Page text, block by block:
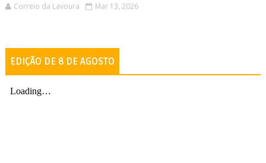
Correio da Lavoura Mar 13, 2026
EDIÇÃO DE 8 DE AGOSTO